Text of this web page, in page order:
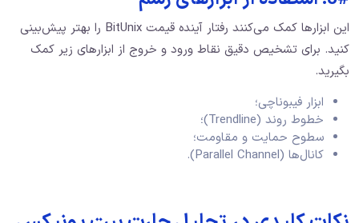
این ابزارها کمک می‌کنند رفتار آینده قیمت BitUnix را بهتر پیش‌بینی
کنید. برای تشخیص دقیق نقاط ورود و خروج از ابزارهای زیر کمک
بگیرید.
ابزار فیبوناچی؛
خطوط روند (Trendline)؛
سطوح حمایت و مقاومت؛
کانال‌ها (Parallel Channel).